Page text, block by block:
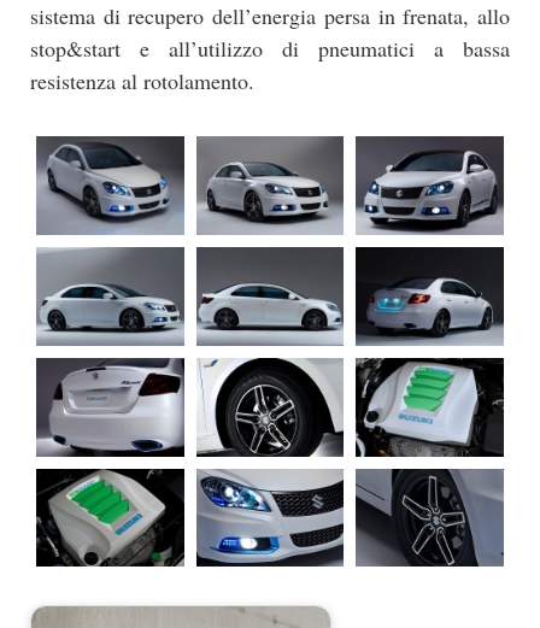
sistema di recupero dell’energia persa in frenata, allo
stop&start e all’utilizzo di pneumatici a bassa
resistenza al rotolamento.